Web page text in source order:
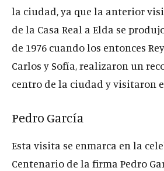
la ciudad, ya que la anterior
de la Casa Real a Elda se
de 1976 cuando los entonces
Carlos y Sofía, realizaron un
centro de la ciudad y visitaron
Pedro García
Esta visita se enmarca en la
Centenario de la firma Pedro